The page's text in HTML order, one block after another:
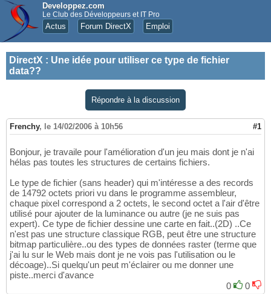
Developpez.com
Le Club des Développeurs et IT Pro
Actus Forum DirectX Emploi
DirectX : Une idée pour utiliser ce type de fichier
data??
Répondre à la discussion
Frenchy, le 14/02/2006 à 10h56 #1
Bonjour, je travaile pour l'amélioration d'un jeu mais dont je n'ai
hélas pas toutes les structures de certains fichiers.
Le type de fichier (sans header) qui m'intéresse a des records
de 14792 octets priori vu dans le programme assembleur,
chaque pixel correspond a 2 octets, le second octet a l'air d'être
utilisé pour ajouter de la luminance ou autre (je ne suis pas
expert). Ce type de fichier dessine une carte en fait..(2D) ..Ce
n'est pas une structure classique RGB, peut être une structure
bitmap particulière..ou des types de données raster (terme que
j'ai lu sur le Web mais dont je ne vois pas l'utilisation ou le
décoage)..Si quelqu'un peut m'éclairer ou me donner une
piste..merci d'avance
0
0